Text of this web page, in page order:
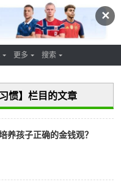
✕
更多 搜索
惯】栏目的文章
养孩子正确的金钱观？